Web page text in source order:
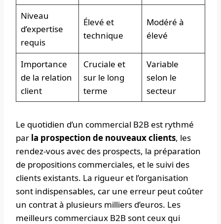
Niveau
d’expertise
requis
Élevé et
technique
Modéré à
élevé
Importance
de la relation
client
Cruciale et
sur le long
terme
Variable
selon le
secteur
Le quotidien d’un commercial B2B est rythmé
par la prospection de nouveaux clients, les
rendez-vous avec des prospects, la préparation
de propositions commerciales, et le suivi des
clients existants. La rigueur et l’organisation
sont indispensables, car une erreur peut coûter
un contrat à plusieurs milliers d’euros. Les
meilleurs commerciaux B2B sont ceux qui